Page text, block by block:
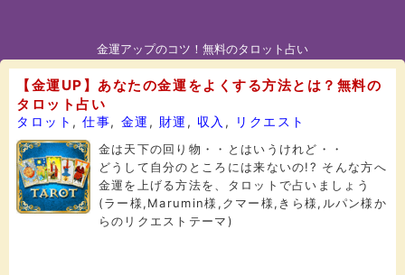
金運アップのコツ！無料のタロット占い
【金運UP】あなたの金運をよくする方法とは？無料の
タロット占い
タロット ,仕事, 金運 , 財運 , 収入 ,
リクエスト
金は天下の回り物・・とはいうけれど・・
どうして自分のところには来ないの!? そんな方へ
金運を上げる方法を、タロットで占いましょう
(ラー様,Marumin様,クマー様,きら様,ルパン様か
らのリクエストテーマ)